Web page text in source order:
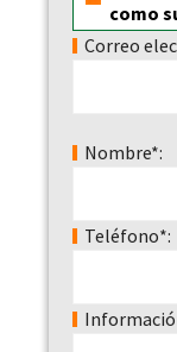
como
Correo
Nombre*:
Teléfono*: